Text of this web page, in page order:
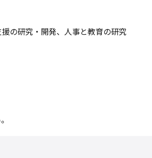
の研究・開発、人事と教育の研究